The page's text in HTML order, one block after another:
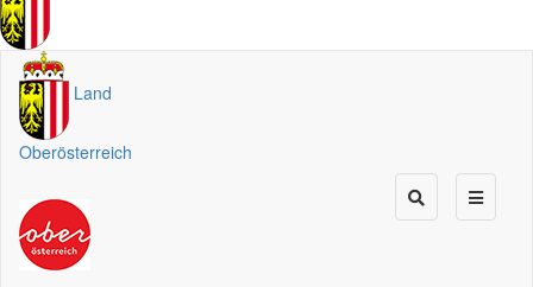
Land
Oberösterreich